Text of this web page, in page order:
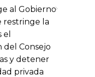
al Gobierno
restringe la
Consejo
y detener
privada